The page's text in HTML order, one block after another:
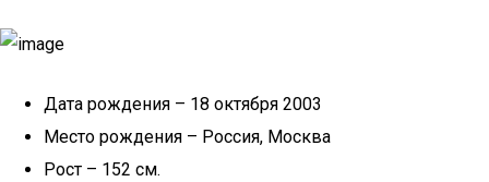
Дата рождения – 18 октября 2003
Место рождения – Россия, Москва
Рост – 152 см.